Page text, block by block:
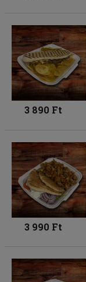
3 890 Ft
3 990 Ft